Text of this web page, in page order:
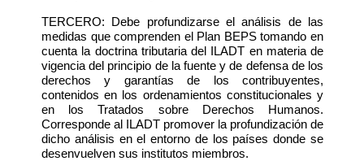
TERCERO: Debe profundizarse el análisis de las
medidas que comprenden el Plan BEPS tomando en
cuenta la doctrina tributaria del ILADT en materia de
vigencia del principio de la fuente y de defensa de los
derechos y garantías de los contribuyentes,
contenidos en los ordenamientos constitucionales y
en los Tratados sobre Derechos Humanos.
Corresponde al ILADT promover la profundización de
dicho análisis en el entorno de los países donde se
desenvuelven sus institutos miembros.